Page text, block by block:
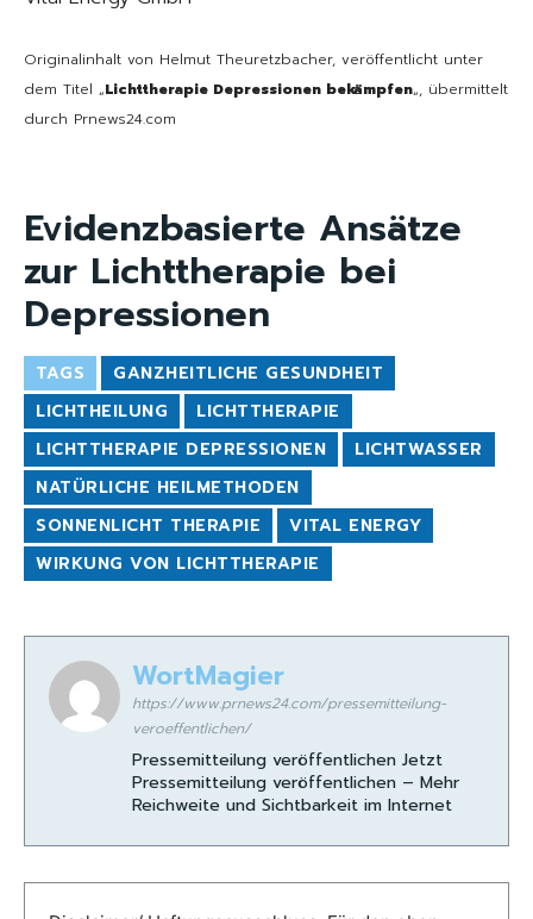
Originalinhalt von Helmut Theuretzbacher, veröffentlicht unter
dem Titel „Lichttherapie Depressionen bekämpfen„, übermittelt
durch Prnews24.com
Evidenzbasierte Ansätze
zur Lichttherapie bei
Depressionen
TAGS
GANZHEITLICHE GESUNDHEIT
LICHTHEILUNG
LICHTTHERAPIE
LICHTTHERAPIE DEPRESSIONEN
LICHTWASSER
NATÜRLICHE HEILMETHODEN
SONNENLICHT THERAPIE
VITAL ENERGY
WIRKUNG VON LICHTTHERAPIE
WortMagier
https://www.prnews24.com/pressemitteilung-
veroeffentlichen/
Pressemitteilung veröffentlichen Jetzt
Pressemitteilung veröffentlichen – Mehr
Reichweite und Sichtbarkeit im Internet